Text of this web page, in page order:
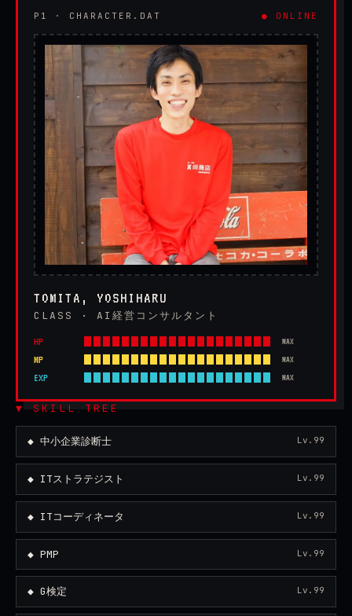
P1 · CHARACTER.DAT ● ONLINE
TOMITA, YOSHIHARU
CLASS · AI経営コンサルタント
HP MAX
MP MAX
EXP MAX
▼ SKILL TREE
◆ 中小企業診断士 Lv.99
◆ ITストラテジスト Lv.99
◆ ITコーディネータ Lv.99
◆ PMP Lv.99
◆ G検定 Lv.99